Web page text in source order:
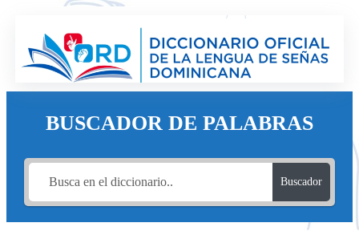
BUSCADOR DE PALABRAS
Buscador